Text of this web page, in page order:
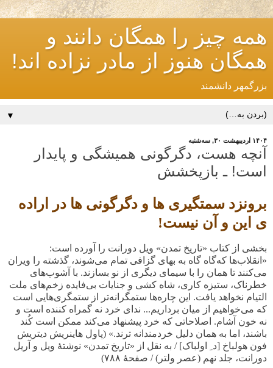
همه چیز را همگان دانند و
همگان هنوز از مادر نزاده اند!
بزرگمهر دانشمند
▼
۱۴۰۴ اردیبهشت ۳۰, سه‌شنبه
آنچه هست، دگرگونی همیشگی و پایدار
است! ـ بازپخشش
برونزد سمتگیری ها و دگرگونی ها در اراده
ی این و آن نیست!
بخشی از کتاب «تاریخ تمدن» ویل دورانت را آورده است:
«انقلاب‌ها که‌گاه گاه به بهای گزافی تمام می‌شوند، گذشته را ویران
می‌کنند تا‌‌ همان را با سیمای دیگری از نو بسازند. با آشوب‌های
خطرناک، ستیزه کاری، شاه کشی و جنایات بی‌فایده زخم‌های ملت
التیام نخواهد یافت. این چاره‌ها ستمگرانه‌تر از ستمگری‌هایی است
که می‌خواهیم از میان برداریم... ندای خرد نه گمراه کننده است و
نه خون آشام. اصلاحاتی که خرد پیشنهاد می‌کند ممکن است کُند
باشند، اما به‌‌ همان دلیل خردمندانه ترند.» (پاول هاینریش دیتریش
فون هولباخ [د ِ اولباک] / به نقل از «تاریخ تمدن» نوشتهٔ ویل و آریل
دورانت، جلد نهم (عصر ولتر) / صفحهٔ ۷۸۸)